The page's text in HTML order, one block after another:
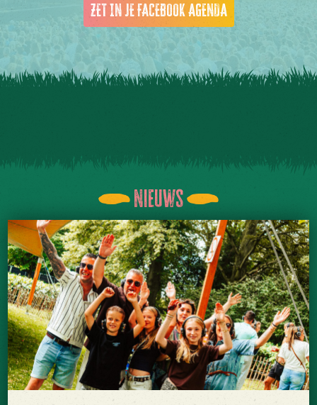
ZET IN JE FACEBOOK AGENDA
Nieuws